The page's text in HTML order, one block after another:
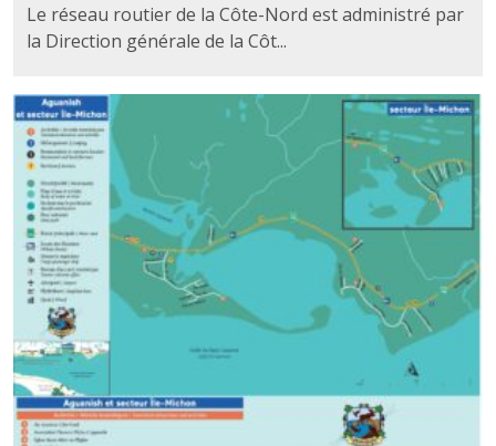
Le réseau routier de la Côte-Nord est administré par
la Direction générale de la Côt...